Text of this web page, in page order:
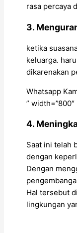
rasa percaya
3.
ketika
keluarga.
dikarenakan
Whatsapp
”
4.
Saat ini telah
dengan
Dengan
Hal tersebut
lingkungan